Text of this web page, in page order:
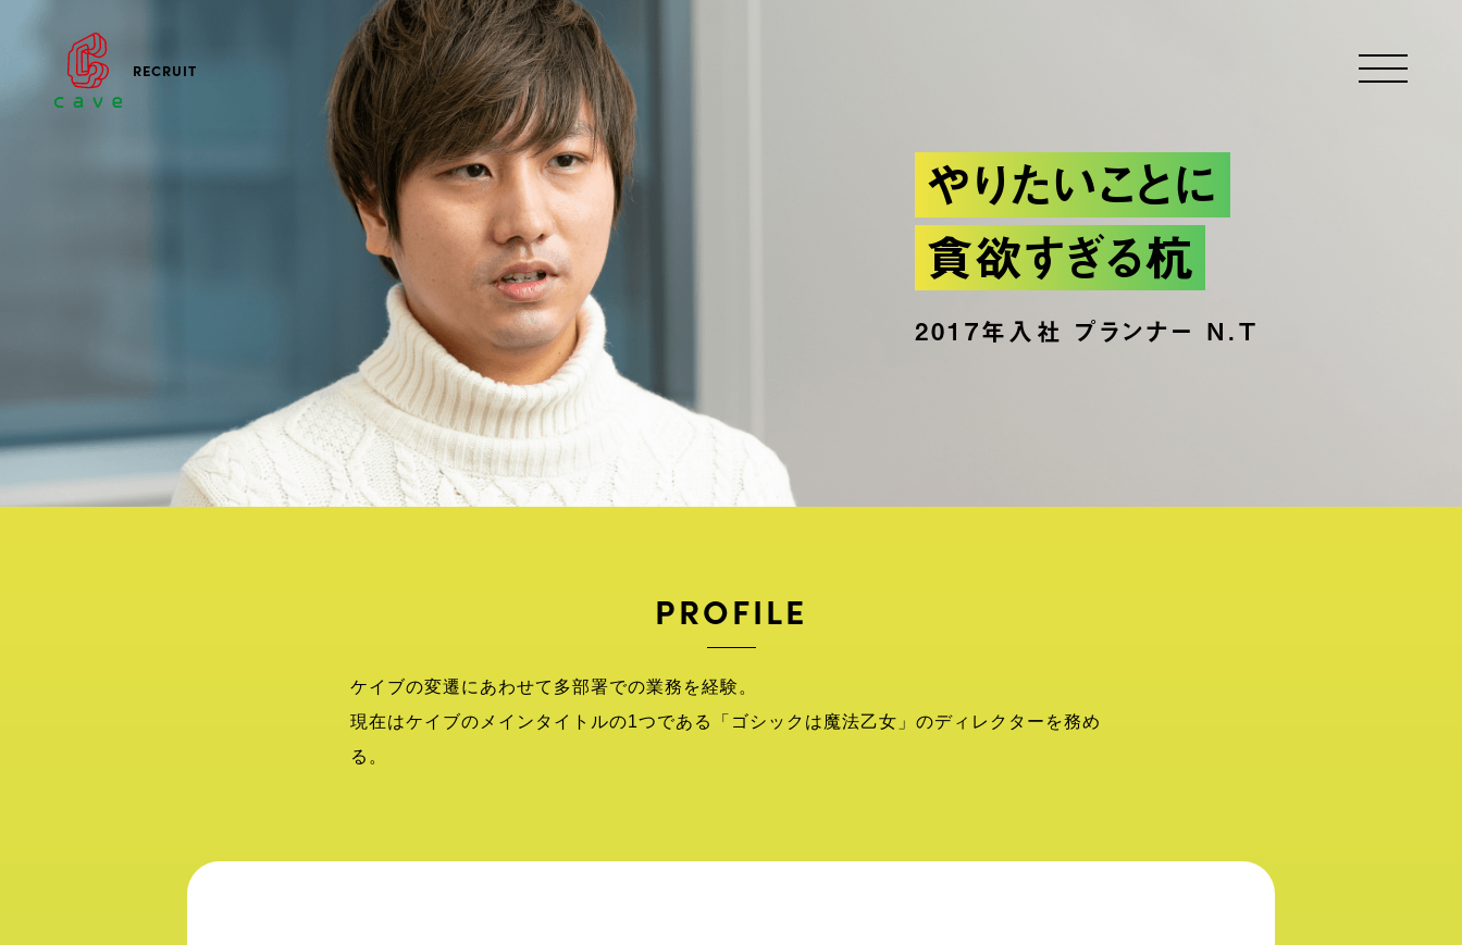
RECRUIT
やりたいことに
貪欲すぎる杭
2017年入社 プランナー N.T
PROFILE
ケイブの変遷にあわせて多部署での業務を経験。
現在はケイブのメインタイトルの1つである「ゴシックは魔法乙女」のディレクターを務め
る。